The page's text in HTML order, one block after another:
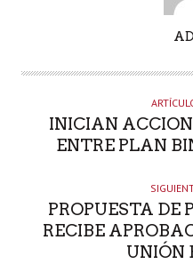
T
INICIAN
ENTRE PLAN
PROPUESTA
RECIBE
UNIÓN